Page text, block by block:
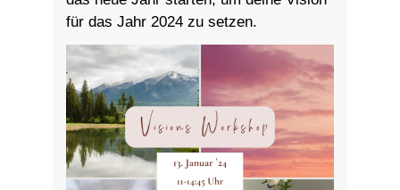
für das Jahr 2024 zu setzen.